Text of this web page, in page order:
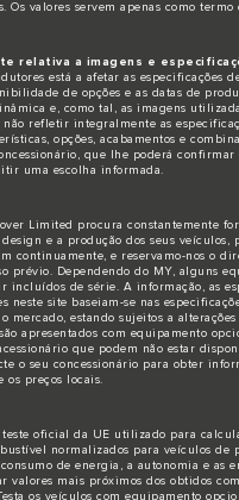
Os valores servem apenas como termo
relativa a imagens e
está a afetar as especificações
de opções e as datas de
e, como tal, as imagens
não refletir integralmente as
opções, acabamentos e
que lhe poderá
uma escolha informada.
Limited procura constantemente
e a produção dos seus veículos,
continuamente, e reservamo-nos o
prévio. Dependendo do MY, alguns
incluídos de série. A informação, as
neste site baseiam-se nas
mercado, estando sujeitos a
apresentados com equipamento
que podem não estar
o seu concessionário para obter
preços locais.
teste oficial da UE utilizado para
normalizados para veículos de
de energia, a autonomia e as
valores mais próximos dos obtidos
os veículos com equipamento